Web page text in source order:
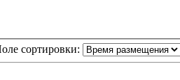
сортировки: